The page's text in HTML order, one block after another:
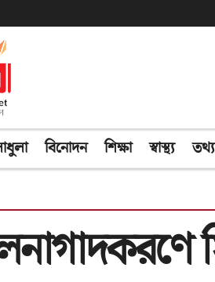
বিনোদন শিক্ষা স্বাস্থ্য